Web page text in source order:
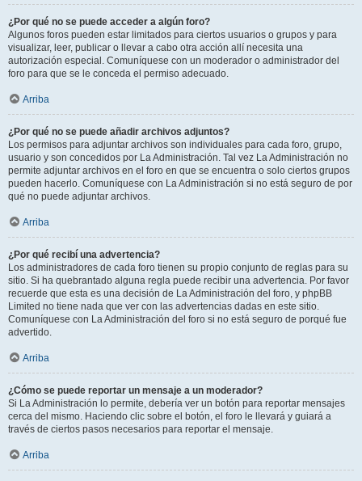
¿Por qué no se puede acceder a algún foro?
Algunos foros pueden estar limitados para ciertos usuarios o grupos y para
visualizar, leer, publicar o llevar a cabo otra acción allí necesita una
autorización especial. Comuníquese con un moderador o administrador del
foro para que se le conceda el permiso adecuado.
Arriba
¿Por qué no se puede añadir archivos adjuntos?
Los permisos para adjuntar archivos son individuales para cada foro, grupo,
usuario y son concedidos por La Administración. Tal vez La Administración no
permite adjuntar archivos en el foro en que se encuentra o solo ciertos grupos
pueden hacerlo. Comuníquese con La Administración si no está seguro de por
qué no puede adjuntar archivos.
Arriba
¿Por qué recibí una advertencia?
Los administradores de cada foro tienen su propio conjunto de reglas para su
sitio. Si ha quebrantado alguna regla puede recibir una advertencia. Por favor
recuerde que esta es una decisión de La Administración del foro, y phpBB
Limited no tiene nada que ver con las advertencias dadas en este sitio.
Comuníquese con La Administración del foro si no está seguro de porqué fue
advertido.
Arriba
¿Cómo se puede reportar un mensaje a un moderador?
Si La Administración lo permite, debería ver un botón para reportar mensajes
cerca del mismo. Haciendo clic sobre el botón, el foro le llevará y guiará a
través de ciertos pasos necesarios para reportar el mensaje.
Arriba